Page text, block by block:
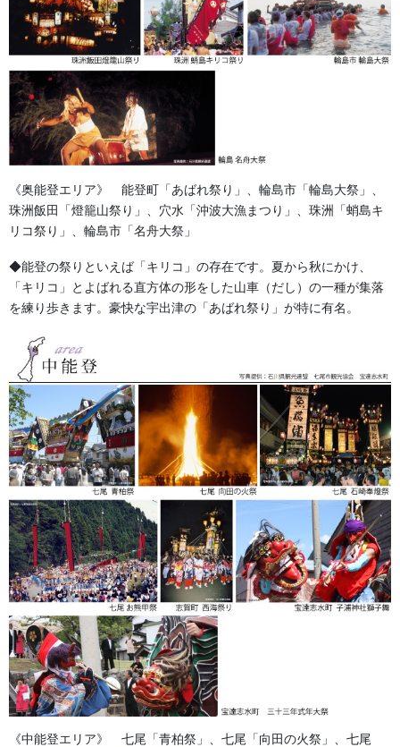
紅白幕や祭やぐら・太鼓山車などに重宝されています。太さで価
格6ｍｍ・10ｍｍ・12ｍｍがあります。販売は１ｍより可能です。
金沢・祭りの森佐
お祭り衣装・お祭り用品のご相談は金沢・森佐へお気軽にお問
い合わせください。
伝統行事、お祭りで地域に笑顔を！！
076-237-8888
営業時間 10:00-18:00 〒920-0061金沢市問屋町2丁目85
(FAX076-237-7150)
人形の森佐は12月〜4月末まで土曜、日曜も営業。
《奥能登エリア》 能登町「あばれ祭り」、輪島市「輪島大祭」、
珠洲飯田「燈籠山祭り」、穴水「沖波大漁まつり」、珠洲「蛸島キ
リコ祭り」、輪島市「名舟大祭」
◆能登の祭りといえば「キリコ」の存在です。夏から秋にかけ、
「キリコ」とよばれる直方体の形をした山車（だし）の一種が集落
を練り歩きます。豪快な宇出津の「あばれ祭り」が特に有名。
《中能登エリア》 七尾「青柏祭」、七尾「向田の火祭」、七尾